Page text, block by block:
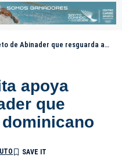
que resguarda arroz dominicano
apoya
que